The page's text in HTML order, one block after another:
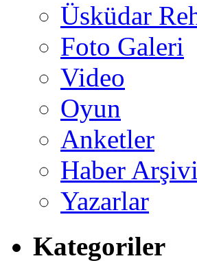
Üsküdar
Foto Galeri
Video
Oyun
Anketler
Haber Arşivi
Yazarlar
Kategoriler